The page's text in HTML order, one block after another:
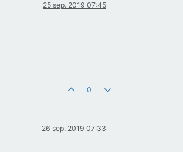
25 sep. 2019 07:45
0
26 sep. 2019 07:33